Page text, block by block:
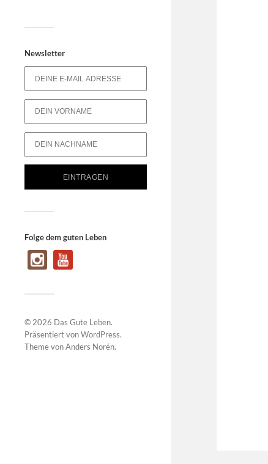
Newsletter
Folge dem guten Leben
© 2026 Das Gute Leben.
Präsentiert vonWordPress.
Theme vonAnders Norén.